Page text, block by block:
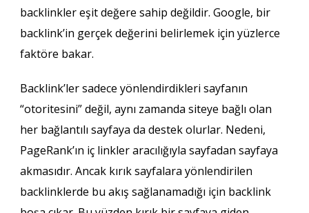
backlinkler eşit değere sahip değildir. Google, bir
backlink’in gerçek değerini belirlemek için yüzlerce
faktöre bakar.
Backlink’ler sadece yönlendirdikleri sayfanın
“otoritesini” değil, aynı zamanda siteye bağlı olan
her bağlantılı sayfaya da destek olurlar. Nedeni,
PageRank’ın iç linkler aracılığıyla sayfadan sayfaya
akmasıdır. Ancak kırık sayfalara yönlendirilen
backlinklerde bu akış sağlanamadığı için backlink